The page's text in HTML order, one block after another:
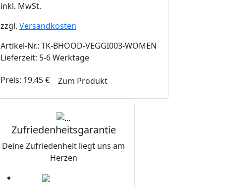
inkl. MwSt.
zzgl. Versandkosten
Artikel-Nr.: TK-BHOOD-VEGGI003-WOMEN
Lieferzeit: 5-6 Werktage
Preis: 19,45€ Zum Produkt
Zufriedenheitsgarantie
Deine Zufriedenheit liegt uns am
Herzen